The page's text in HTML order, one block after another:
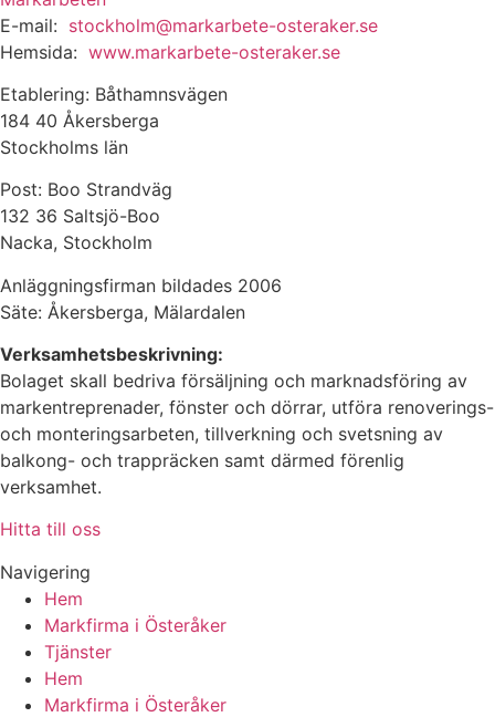
E-mail: stockholm@markarbete-osteraker.se
Hemsida: www.markarbete-osteraker.se
Etablering: Båthamnsvägen
184 40 Åkersberga
Stockholms län
Post: Boo Strandväg
132 36 Saltsjö-Boo
Nacka, Stockholm
Anläggningsfirman bildades 2006
Säte: Åkersberga, Mälardalen
Verksamhetsbeskrivning:
Bolaget skall bedriva försäljning och marknadsföring av
markentreprenader, fönster och dörrar, utföra renoverings-
och monteringsarbeten, tillverkning och svetsning av
balkong- och trappräcken samt därmed förenlig
verksamhet.
Hitta till oss
Navigering
Hem
Markfirma i Österåker
Tjänster
Hem
Markfirma i Österåker